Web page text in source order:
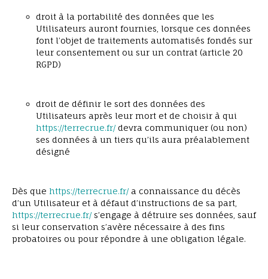
droit à la portabilité des données que les
Utilisateurs auront fournies, lorsque ces données
font l’objet de traitements automatisés fondés sur
leur consentement ou sur un contrat (article 20
RGPD)
droit de définir le sort des données des
Utilisateurs après leur mort et de choisir à qui
https://terrecrue.fr/devra communiquer (ou non)
ses données à un tiers qu’ils aura préalablement
désigné
Dès que https://terrecrue.fr/a connaissance du décès
d’un Utilisateur et à défaut d’instructions de sa part,
https://terrecrue.fr/s’engage à détruire ses données, sauf
si leur conservation s’avère nécessaire à des fins
probatoires ou pour répondre à une obligation légale.